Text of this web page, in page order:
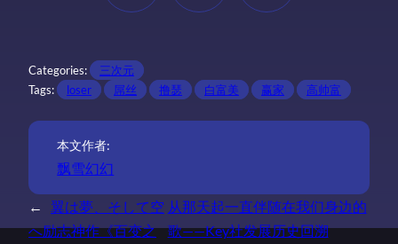
Categories:
三次元
Tags:
loser 屌丝 撸瑟 白富美 赢家 高帅富
本文作者:
飘雪幻幻
←
翼は夢、そして空
へ励志神作《百变之
从那天起一直伴随在我们身边的
歌——Key社发展历史回溯